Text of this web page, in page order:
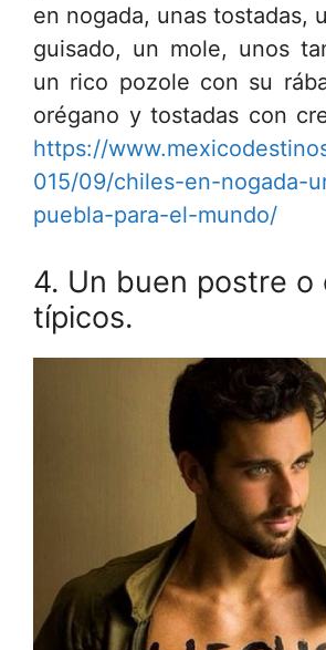
en nogada, unas tostadas,
guisado, un mole, unos
un rico pozole con su
orégano y tostadas con
https://
015/09/chiles-en-nogada-
puebla-para-el-mundo/
4. Un buen postre o
típicos.